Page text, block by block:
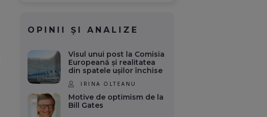
OPINII ȘI ANALIZE
Visul unui post la Comisia
Europeană și realitatea
din spatele ușilor închise
IRINA OLTEANU
Motive de optimism de la
Bill Gates